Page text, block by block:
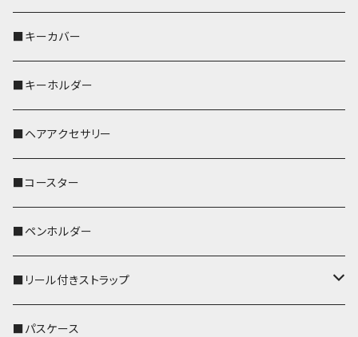
バッグインバッグ
オカメインコ
歌うオカメちゃん
おかめ３兄弟
セキセイインコ
文鳥
鹿
ペンギン
■キーカバー
■キーホルダー
■ヘアアクセサリー
■コースター
■ペンホルダー
■リール付きストラップ
リールのみ
■パスケース